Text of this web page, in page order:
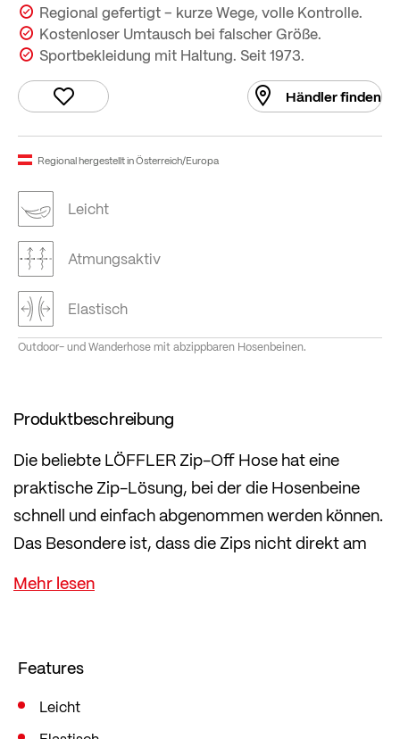
Regional gefertigt – kurze Wege, volle Kontrolle.
Kostenloser Umtausch bei falscher Größe.
Sportbekleidung mit Haltung. Seit 1973.
Händler finden
Regional hergestellt in Österreich/Europa
Leicht
Atmungsaktiv
Elastisch
Outdoor- und Wanderhose mit abzippbaren Hosenbeinen.
Produktbeschreibung
Die beliebte LÖFFLER Zip-Off Hose hat eine
praktische Zip-Lösung, bei der die Hosenbeine
schnell und einfach abgenommen werden können.
Das Besondere ist, dass die Zips nicht direkt am
Beinabschluss der kurzen Hose angebracht sind,
sondern weiter oben und somit ein störendes
eine schmale Beinführung und eine schlank
zulaufende Beinweite. Der 2-Wege-Stretch, die
Features
Leicht